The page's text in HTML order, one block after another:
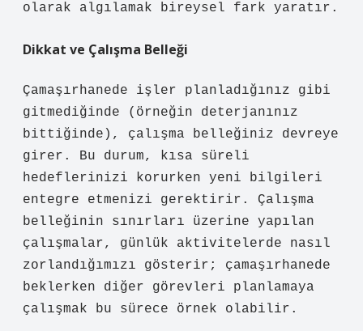
olarak algılamak bireysel fark yaratır.
Dikkat ve Çalışma Belleği
Çamaşırhanede işler planladığınız gibi
gitmediğinde (örneğin deterjanınız
bittiğinde), çalışma belleğiniz devreye
girer. Bu durum, kısa süreli
hedeflerinizi korurken yeni bilgileri
entegre etmenizi gerektirir. Çalışma
belleğinin sınırları üzerine yapılan
çalışmalar, günlük aktivitelerde nasıl
zorlandığımızı gösterir; çamaşırhanede
beklerken diğer görevleri planlamaya
çalışmak bu sürece örnek olabilir.